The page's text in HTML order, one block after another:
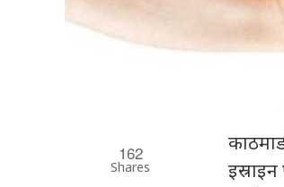
162
Shares